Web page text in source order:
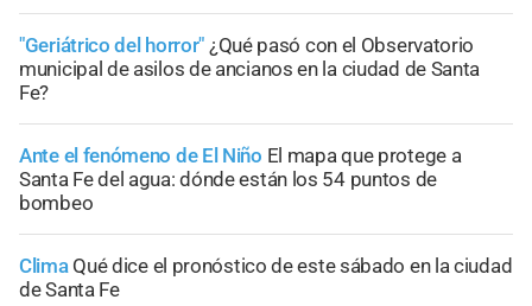
"Geriátrico del horror" ¿Qué pasó con el Observatorio
municipal de asilos de ancianos en la ciudad de Santa
Fe?
Ante el fenómeno de El Niño El mapa que protege a
Santa Fe del agua: dónde están los 54 puntos de
bombeo
Clima Qué dice el pronóstico de este sábado en la ciudad
de Santa Fe